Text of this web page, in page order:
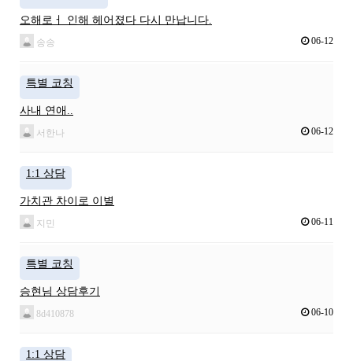
오해로ㅓ 인해 헤어졌다 다시 만납니다.
송송 06-12
특별 코칭
사내 연애..
서한나 06-12
1:1 상담
가치관 차이로 이별
지민 06-11
특별 코칭
승현님 상담후기
8d410878 06-10
1:1 상담